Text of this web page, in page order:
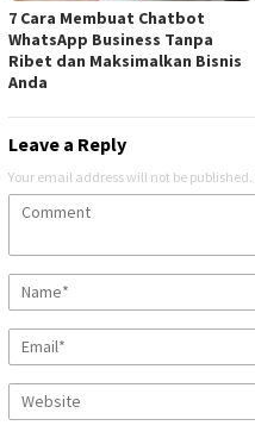
7 Cara Membuat Chatbot
WhatsApp Business Tanpa
Ribet dan Maksimalkan Bisnis
Anda
Leave a Reply
Your email address will not be published.